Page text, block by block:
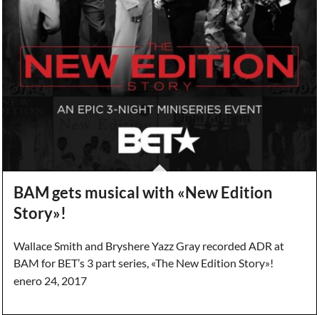
BAM gets musical with «New Edition
Story»!
Wallace Smith and Bryshere Yazz Gray recorded ADR at
BAM for BET’s 3 part series, «The New Edition Story»!
enero 24, 2017